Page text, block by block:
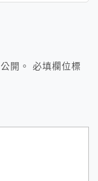
開。
必填欄位標